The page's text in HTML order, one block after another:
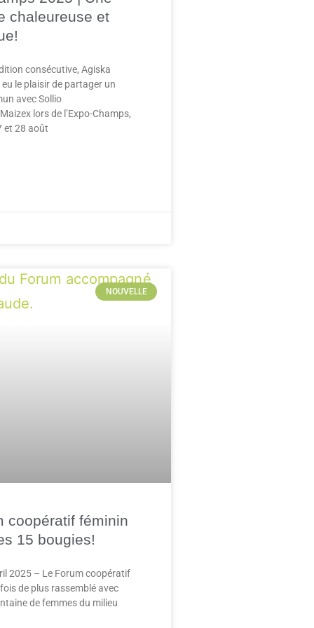
chaleureuse et
consécutive, Agiska
le plaisir de partager un
avec Sollio
lors de l’Expo-Champs,
et 28 août
NOUVELLE
coopératif féminin
15 bougies!
2025 – Le Forum coopératif
de plus rassemblé avec
de femmes du milieu